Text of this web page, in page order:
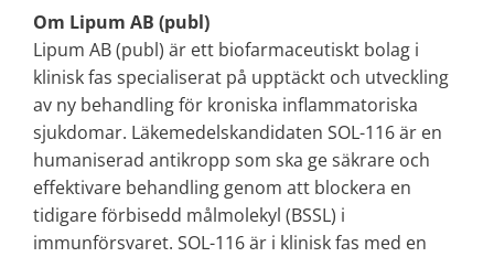
Om Lipum AB (publ)
Lipum AB (publ) är ett biofarmaceutiskt bolag i
klinisk fas specialiserat på upptäckt och utveckling
av ny behandling för kroniska inflammatoriska
sjukdomar. Läkemedelskandidaten SOL-116 är en
humaniserad antikropp som ska ge säkrare och
effektivare behandling genom att blockera en
tidigare förbisedd målmolekyl (BSSL) i
immunförsvaret. SOL-116 är i klinisk fas med en